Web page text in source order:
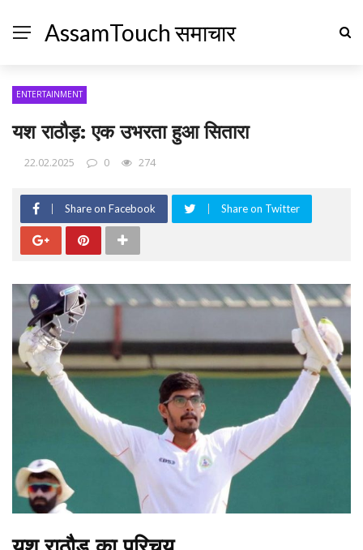
AssamTouch समाचार
ENTERTAINMENT
यश राठौड़: एक उभरता हुआ सितारा
22.02.2025 0 274
Share on Facebook Share on Twitter